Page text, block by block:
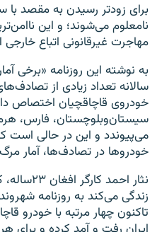
برای زود‌تر رسیدن به مقصد
نامعلوم می‌شوند؛ و این
مهاجرت غیرقانونی اتباع
به نوشته این روزنامه «برخی
سالانه تعداد زیادی از
خودروی قاچاقچیان اختصاص
سیستان‌وبلوچستان، فارس،
می‌پیوندد و این در حالی است
خودرو‌ها در تصادف‌ها، آمار
نثار احمد
زندگی می‌کند به روزنامه
تاکنون چهار مرتبه با خودرو